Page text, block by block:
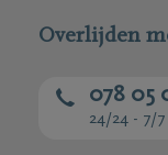
Overlijden
078 05
24/24 - 7/7